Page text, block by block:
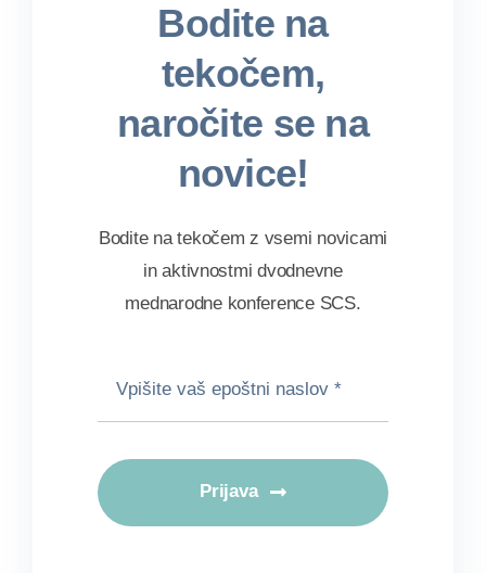
Bodite na
tekočem,
naročite se na
novice!
Bodite na tekočem z vsemi novicami
in aktivnostmi dvodnevne
mednarodne konference SCS.
Prijava